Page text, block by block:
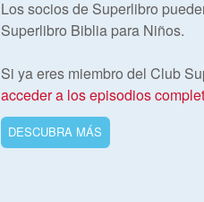
Los socios de Superlibro
Superlibro Biblia para Niños.
Si ya eres miembro del Club
acceder a los episodios
DESCUBRA MÁS